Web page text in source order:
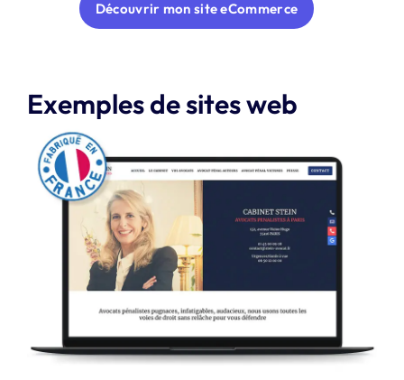
Découvrir mon site eCommerce
Exemples de sites web